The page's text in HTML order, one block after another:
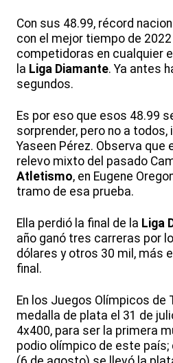
Con sus 48.99, récord
con el mejor tiempo de
competidoras en cualquier
la Liga Diamante. Ya antes
segundos.
Es por eso que esos 48.99
sorprender, pero no a
Yaseen Pérez. Observa que
relevo mixto del pasado
Atletismo, en Eugene
tramo de esa prueba.
Ella perdió la final de la Liga
año ganó tres carreras por
dólares y otros 30 mil, más
final.
En los Juegos Olímpicos de
medalla de plata el 31 de
4x400, para ser la primera
podio olímpico de este